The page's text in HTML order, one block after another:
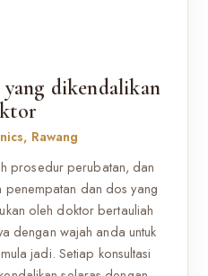
dikendalikan
Rawang
prosedur perubatan, dan
dan dos yang
oleh doktor bertauliah
dengan wajah anda untuk
jadi. Setiap konsultasi